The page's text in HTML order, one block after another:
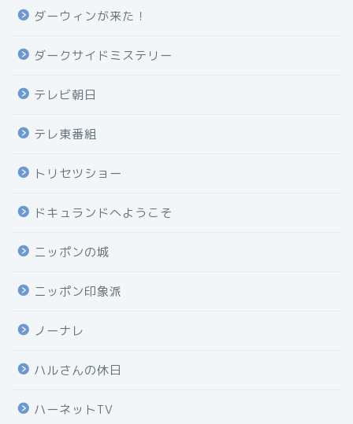
ダーウィンが来た！
ダークサイドミステリー
テレビ朝日
テレ東番組
トリセツショー
ドキュランドへようこそ
ニッポンの城
ニッポン印象派
ノーナレ
ハルさんの休日
ハーネットTV